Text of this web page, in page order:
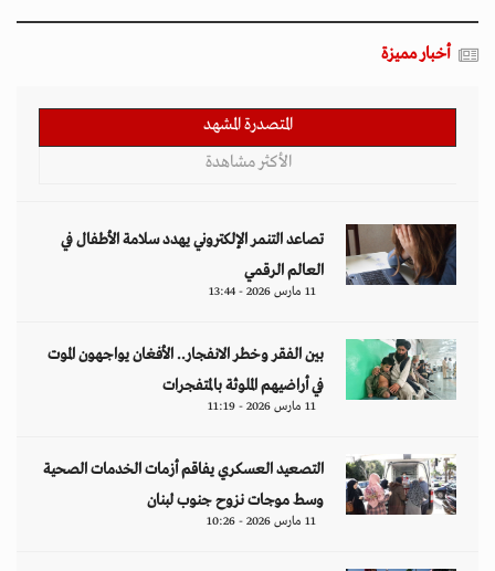
أخبار مميزة
المتصدرة المشهد
الأكثر مشاهدة
تصاعد التنمر الإلكتروني يهدد سلامة الأطفال في
العالم الرقمي
11 مارس 2026 - 13:44
بين الفقر وخطر الانفجار.. الأفغان يواجهون الموت
في أراضيهم الملوثة بالمتفجرات
11 مارس 2026 - 11:19
التصعيد العسكري يفاقم أزمات الخدمات الصحية
وسط موجات نزوح جنوب لبنان
11 مارس 2026 - 10:26